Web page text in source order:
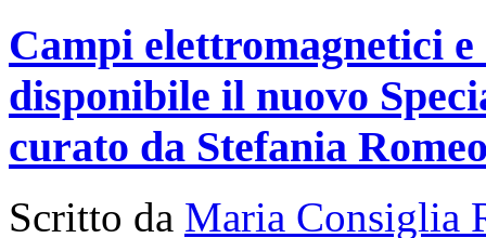
Campi elettromagnetici
disponibile il nuovo
curato da Stefania
Scritto da Maria Consiglia